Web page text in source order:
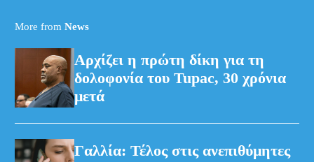
(Ethan Miller/Pool via REUTERS)